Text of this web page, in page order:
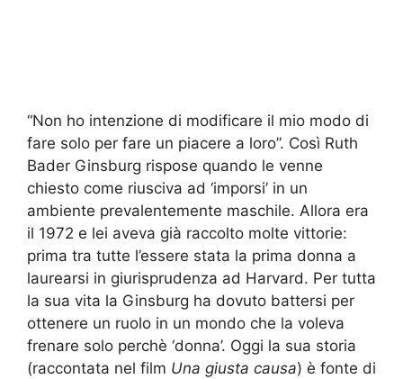
“Non ho intenzione di modificare il mio modo di
fare solo per fare un piacere a loro”. Così Ruth
Bader Ginsburg rispose quando le venne
chiesto come riusciva ad ‘imporsi’ in un
ambiente prevalentemente maschile. Allora era
il 1972 e lei aveva già raccolto molte vittorie:
prima tra tutte l’essere stata la prima donna a
laurearsi in giurisprudenza ad Harvard. Per tutta
la sua vita la Ginsburg ha dovuto battersi per
ottenere un ruolo in un mondo che la voleva
frenare solo perchè ‘donna’. Oggi la sua storia
(raccontata nel film Una giusta causa) è fonte di